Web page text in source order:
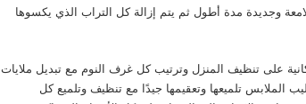
لامعة وجديدة مدة أطول ثم يتم إزالة كل التراب الذي يكسوها
على تنظيف المنزل وترتيب كل غرف النوم مع تبديل ملايات
الملابس تلميعها وتعقيمها جيدًا مع تنظيف وتلميع كل